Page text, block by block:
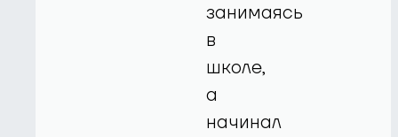
занимаясь
в
школе,
а
начинал